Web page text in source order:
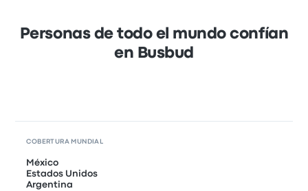
Personas de todo el mundo confían
en Busbud
COBERTURA MUNDIAL
México
Estados Unidos
Argentina